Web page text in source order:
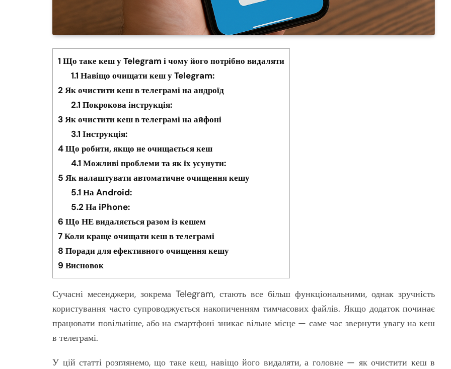
1 Що таке кеш у Telegram і чому його потрібно видаляти
1.1 Навіщо очищати кеш у Telegram:
2Як очистити кеш в телеграмі на андроїд
2.1 Покрокова інструкція:
3Як очистити кеш в телеграмі на айфоні
3.1 Інструкція:
4Що робити, якщо не очищається кеш
4.1 Можливі проблеми та як їх усунути:
5 Як налаштувати автоматичне очищення кешу
5.1 На Android:
5.2На iPhone:
6 Що НЕ видаляється разом із кешем
7Коли краще очищати кеш в телеграмі
8 Поради для ефективного очищення кешу
9 Висновок
Сучасні месенджери, зокрема Telegram, стають все більш функціональними, однак зручність
користування часто супроводжується накопиченням тимчасових файлів. Якщо додаток починає
працювати повільніше, або на смартфоні зникає вільне місце — саме час звернути увагу на кеш
в телеграмі.
У цій статті розглянемо, що таке кеш, навіщо його видаляти, а головне — як очистити кеш в